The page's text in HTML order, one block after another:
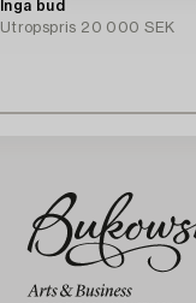
Inga bud
Utropspris 20 000 SEK